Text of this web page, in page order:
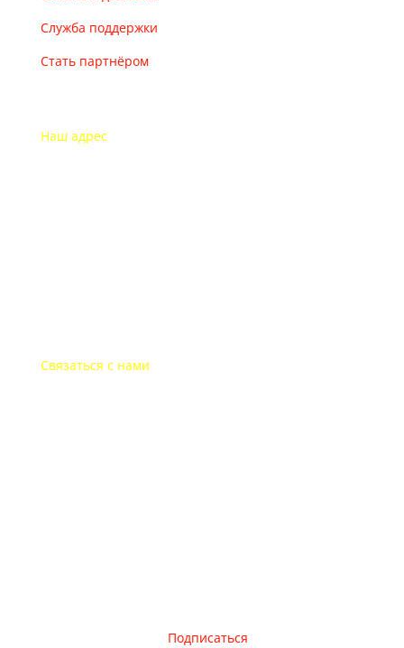
Служба поддержки
Стать партнёром
Наш адрес
Связаться с нами
Подписаться